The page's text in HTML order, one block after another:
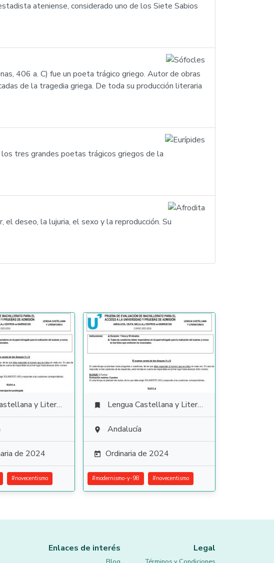
ateniense, considerado uno de los Siete Sabios
406 a. C) fue un poeta trágico griego. Autor de obras
de la tragedia griega. De toda su producción literaria
los tres grandes poetas trágicos griegos de la
deseo, la lujuria, el sexo y la reproducción. Su
y Literatura
de 2024
#novecentismo
 Lengua Castellana y Literatura
 Andalucía
 Ordinaria de 2024
#modernismo-y-98 #novecentismo
Enlaces de interés Legal